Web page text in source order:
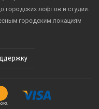
городских лофтов и студий.
городским локациям